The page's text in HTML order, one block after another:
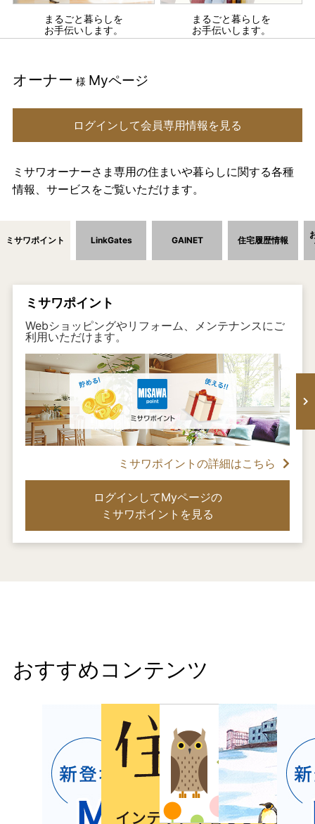
まるごと暮らしを
お手伝いします。
まるごと暮らしを
お手伝いします。
オーナー 様 Myページ
ログインして会員専用情報を見る
ミサワオーナーさま専用の住まいや暮らしに関する各種
情報、サービスをご覧いただけます。
ミサワポイント LinkGates GAINET 住宅履歴情報
ミサワポイント
Webショッピングやリフォーム、メンテナンスにご
利用いただけます。
ミサワポイントの詳細はこちら
ログインしてMyページの
ミサワポイントを見る
おすすめコンテンツ